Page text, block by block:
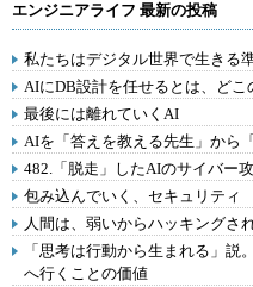
エンジニアライフ 最新の投稿
私たちはデジタル世界で生きる
AIにDB設計を任せるとは、どこ
最後には離れていくAI
AIを「答えを教える先生」から
482.「脱走」したAIのサイバー
包み込んでいく、セキュリティ
人間は、弱いからハッキングさ
「思考は行動から生まれる」
へ行くことの価値